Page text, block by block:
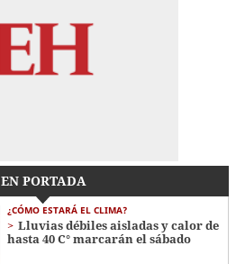
EN PORTADA
¿CÓMO ESTARÁ EL CLIMA?
Lluvias débiles aisladas y calor de
hasta 40 C° marcarán el sábado